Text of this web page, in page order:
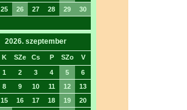
25 26 27 28 29
30
2026. szeptember
K SZe Cs P SZo V
1 2 3 4 5
6
8 9 10 11 12
13
15 16 17 18 19
20